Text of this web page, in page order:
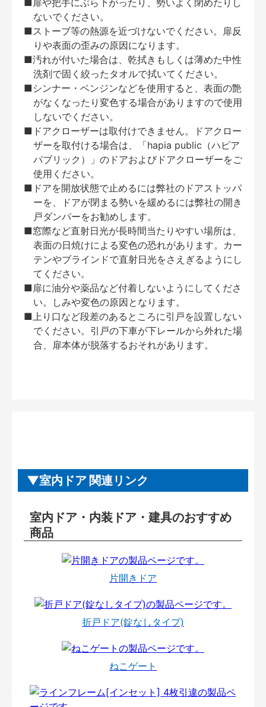
■扉や把手にぶら下がったり、勢いよく閉めたりし
ないでください。
■ストーブ等の熱源を近づけないでください。扉反
りや表面の歪みの原因になります。
■汚れが付いた場合は、乾拭きもしくは薄めた中性
洗剤で固く絞ったタオルで拭いてください。
■シンナー・ベンジンなどを使用すると、表面の艶
がなくなったり変色する場合がありますので使用
しないでください。
■ドアクローザーは取付けできません。ドアクロー
ザーを取付ける場合は、「hapia public（ハピア
パブリック）」のドアおよびドアクローザーをご
使用ください。
■ドアを開放状態で止めるには弊社のドアストッパ
ーを、ドアが閉まる勢いを緩めるには弊社の開き
戸ダンパーをお勧めします。
■窓際など直射日光が長時間当たりやすい場所は、
表面の日焼けによる変色の恐れがあります。カー
テンやブラインドで直射日光をさえぎるようにし
てください。
■扉に油分や薬品など付着しないようにしてくださ
い。しみや変色の原因となります。
■上り口など段差のあるところに引戸を設置しない
でください。引戸の下車が下レールから外れた場
合、扉本体が脱落するおそれがあります。
室内ドア 関連リンク
室内ドア・内装ドア・建具のおすすめ
商品
片開きドア
折戸ドア(錠なしタイプ)
ねこゲート